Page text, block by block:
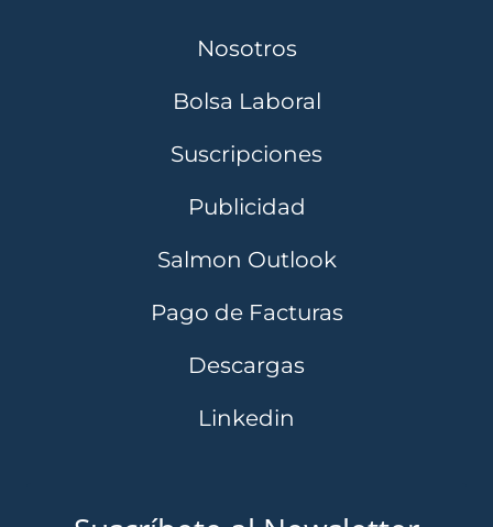
Nosotros
Bolsa Laboral
Suscripciones
Publicidad
Salmon Outlook
Pago de Facturas
Descargas
Linkedin